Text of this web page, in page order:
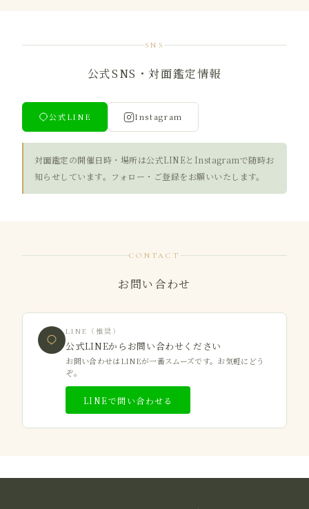
SNS
公式SNS・対面鑑定情報
公式LINE Instagram
対面鑑定の開催日時・場所は公式LINEとInstagramで随時お
知らせしています。フォロー・ご登録をお願いいたします。
CONTACT
お問い合わせ
LINE（推奨）
公式LINEからお問い合わせください
お問い合わせはLINEが一番スムーズです。お気軽にどう
ぞ。
LINEで問い合わせる